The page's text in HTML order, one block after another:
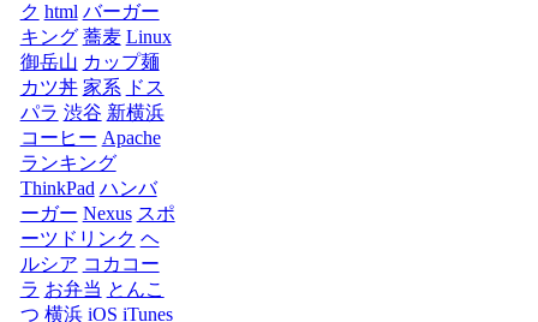
ク html バーガー
キング 蕎麦 Linux
御岳山 カップ麺
カツ丼 家系 ドス
パラ 渋谷 新横浜
コーヒー Apache
ランキング
ThinkPad ハンバ
ーガー Nexus スポ
ーツドリンク ヘ
ルシア コカコー
ラ お弁当 とんこ
つ 横浜 iOS iTunes